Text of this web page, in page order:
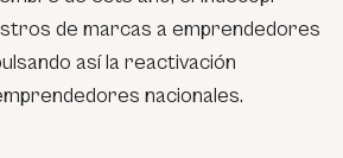
de marcas a emprendedores
así la reactivación
nacionales.